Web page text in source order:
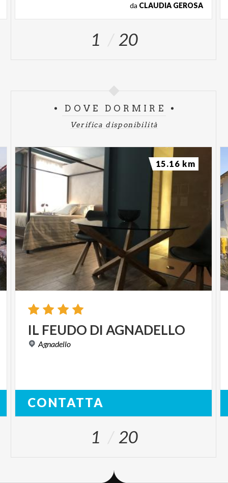
da CLAUDIA GEROSA
1 20
DOVE DORMIRE
Verifica disponibilità
IL FEUDO DI AGNADELLO
Agnadello
CONTATTA
15.16 km
1 20